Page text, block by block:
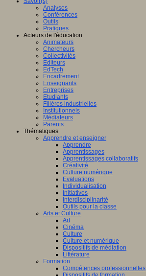
Analyses
Conférences
Outils
Pratiques
Acteurs de l'éducation
Animateurs
Chercheurs
Collectivités
Editeurs
EdTech
Encadrement
Enseignants
Entreprises
Etudiants
Filières industrielles
Institutionnels
Médiateurs
Parents
Thématiques
Apprendre et enseigner
Apprendre
Apprentissages
Apprentissages collaboratifs
Créativité
Culture numérique
Evaluations
Individualisation
Initiatives
Interdisciplinarité
Outils pour la classe
Arts et Culture
Art
Cinéma
Culture
Culture et numérique
Dispositifs de médiation
Littérature
Formation
Compétences professionnelles